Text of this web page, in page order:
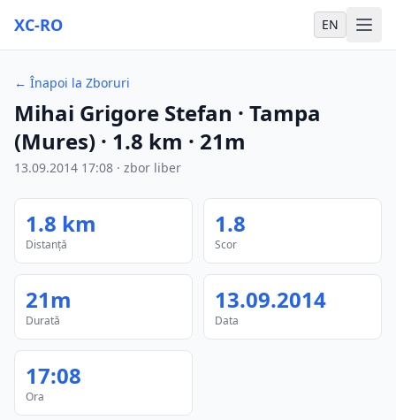
XC-RO EN
← Înapoi la Zboruri
Mihai Grigore Stefan · Tampa
(Mures) · 1.8 km · 21m
13.09.2014 17:08 · zbor liber
1.8 km
Distanță
1.8
Scor
21m
Durată
13.09.2014
Data
17:08
Ora